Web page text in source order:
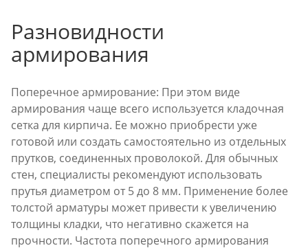
Разновидности
армирования
Поперечное армирование: При этом виде
армирования чаще всего используется кладочная
сетка для кирпича. Ее можно приобрести уже
готовой или создать самостоятельно из отдельных
прутков, соединенных проволокой. Для обычных
стен, специалисты рекомендуют использовать
прутья диаметром от 5 до 8 мм. Применение более
толстой арматуры может привести к увеличению
толщины кладки, что негативно скажется на
прочности. Частота поперечного армирования